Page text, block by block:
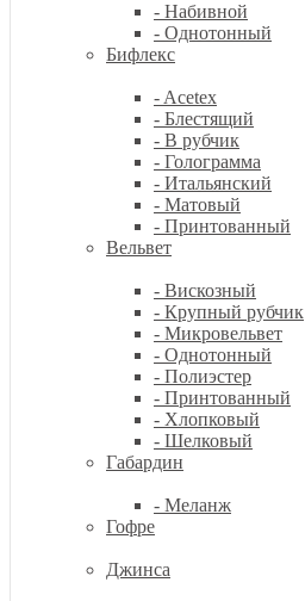
- Набивной
- Однотонный
Бифлекс
- Acetex
- Блестящий
- В рубчик
- Голограмма
- Итальянский
- Матовый
- Принтованный
Вельвет
- Вискозный
- Крупный рубчик
- Микровельвет
- Однотонный
- Полиэстер
- Принтованный
- Хлопковый
- Шелковый
Габардин
- Меланж
Гофре
Джинса